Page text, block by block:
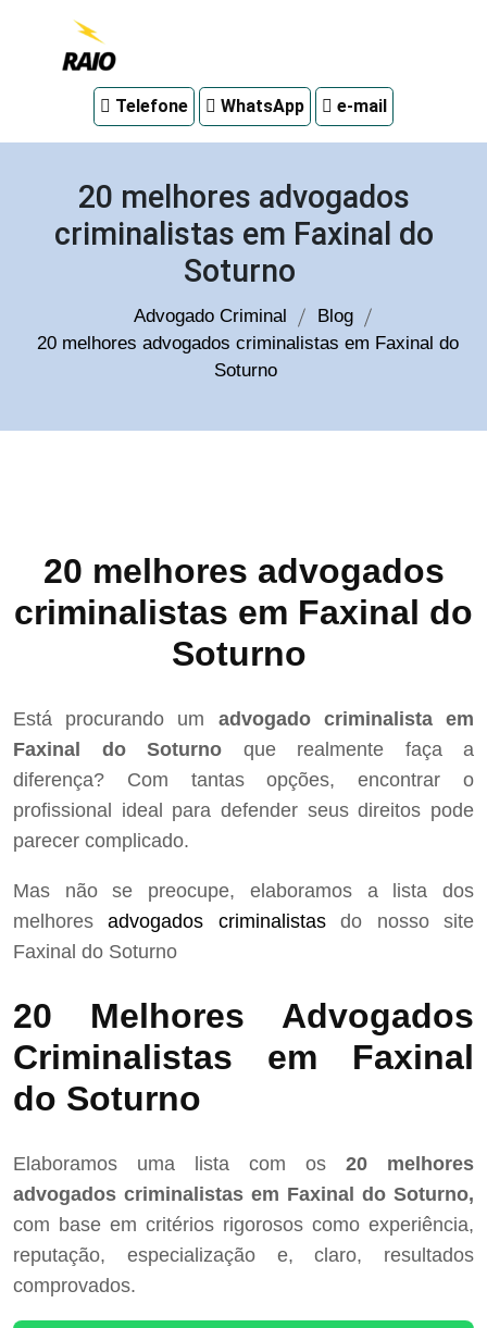
em
Telefone WhatsApp e-mail
20 melhores advogados
criminalistas em Faxinal do
Soturno
Advogado Criminal
Blog
20 melhores advogados criminalistas em Faxinal do
Soturno
20 melhores advogados
criminalistas em Faxinal do
Soturno
Está procurando um advogado criminalista em
Faxinal do Soturno que realmente faça a
diferença? Com tantas opções, encontrar o
profissional ideal para defender seus direitos pode
parecer complicado.
Mas não se preocupe, elaboramos a lista dos
melhoresadvogados criminalistasdo nosso site
Faxinal do Soturno
20 Melhores Advogados
Criminalistas em Faxinal
do Soturno
Elaboramos uma lista com os 20 melhores
advogados criminalistas em Faxinal do Soturno,
com base em critérios rigorosos como experiência,
reputação, especialização e, claro, resultados
comprovados.